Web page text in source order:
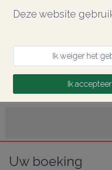
Deze website
Ik weiger het
Ik
Uw boeking